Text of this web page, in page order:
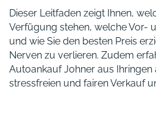
Dieser Leitfaden zeigt Ihnen,
Verfügung stehen, welche Vor-
und wie Sie den besten Preis
Nerven zu verlieren. Zudem
Autoankauf Johner aus Ihringen
stressfreien und fairen Verkauf